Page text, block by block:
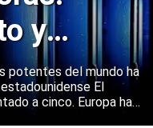
y
sólida
potentes del mundo ha
El
a cinco. Europa ha